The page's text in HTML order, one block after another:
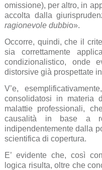
omissione), per altro, in
accolta dalla
ragionevole dubbio».
Occorre, quindi, che il
sia correttamente
condizionalistico, onde
distorsive già prospettate
V’e,
consolidatosi in materia
malattie professionali,
causalità in base a
indipendentemente dalla
scientifica di copertura.
E’ evidente che, così
logica risulta, oltre che